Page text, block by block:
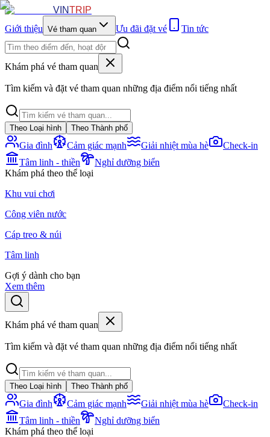
VINTRIP
Giới thiệu Vé tham quan Ưu đãi đặt vé Tin tức
Khám phá vé tham quan
Tìm kiếm và đặt vé tham quan những địa điểm nổi tiếng nhất
Theo Loại hình Theo Thành phố
Gia đình Cảm giác mạnh Giải nhiệt mùa hè
Check-in
Tâm linh - thiền
Nghỉ dưỡng biển
Khám phá theo thể loại
Khu vui chơi
Công viên nước
Cáp treo & núi
Tâm linh
Gợi ý dành cho bạn
Xem thêm
Khám phá vé tham quan
Tìm kiếm và đặt vé tham quan những địa điểm nổi tiếng nhất
Theo Loại hình Theo Thành phố
Gia đình Cảm giác mạnh Giải nhiệt mùa hè
Check-in
Tâm linh - thiền
Nghỉ dưỡng biển
Khám phá theo thể loại